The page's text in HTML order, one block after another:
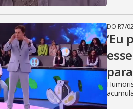
DO R7/
‘Eu